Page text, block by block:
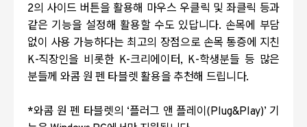
2의 사이드 버튼을 활용해 마우스 우클릭 및 좌클릭 등과
같은 기능을 설정해 활용할 수도 있답니다. 손목에 부담
없이 사용 가능하다는 최고의 장점으로 손목 통증에 지친
K-직장인을 비롯한 K-크리에이터, K-학생분들 등 많은
분들께 와콤 원 펜 타블렛 활용을 추천해 드립니다.
*와콤 원 펜 타블렛의 ‘플러그 앤 플레이(Plug&Play)’ 기